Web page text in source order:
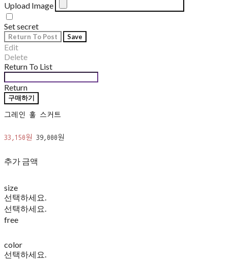
Upload Image
Set secret
Return To Post Save
Edit
Delete
Return To List
Return
구매하기
그레인 훌 스커트
33,150원 39,000원
추가 금액
size
선택하세요.
선택하세요.
free
color
선택하세요.